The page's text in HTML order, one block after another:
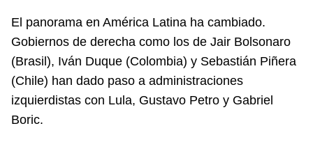
El panorama en América Latina ha cambiado.
Gobiernos de derecha como los de Jair Bolsonaro
(Brasil), Iván Duque (Colombia) y Sebastián Piñera
(Chile) han dado paso a administraciones
izquierdistas con Lula, Gustavo Petro y Gabriel
Boric.